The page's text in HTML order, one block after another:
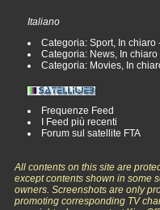
Italiano
Categoria: Sport, In chiaro
Categoria: News, In chiaro
Categoria: Movies, In
Frequenze Feed
I Feed più recenti
Forum sul satellite FTA
All contents on this site are
except contents shown in some
owners. Screenshots are only
promoting corresponding TV